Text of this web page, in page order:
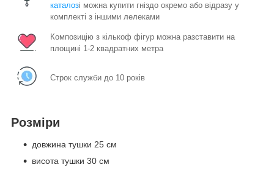
каталозі можна купити гніздо окремо або відразу у
комплекті з іншими лелеками
Композицію з кількоф фігур можна разставити на
площині 1-2 квадратних метра
Строк служби до 10 років
Розміри
довжина тушки 25 см
висота тушки 30 см